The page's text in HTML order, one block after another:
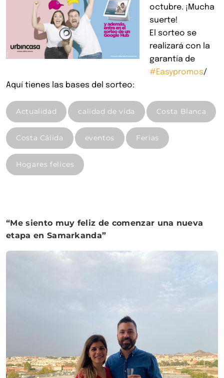
octubre. ¡Mucha
suerte!
El sorteo se
realizará con la
garantía de
#Easypromos/
Aquí tienes las bases del sorteo:
Actualidad calidad de vida Costa Blanca
Costa Cálida eventos Ferias
Hogares felices
“Me siento muy feliz de comenzar una nueva
etapa en Samarkanda”